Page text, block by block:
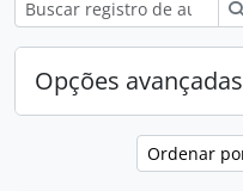
Opções
Ordenar